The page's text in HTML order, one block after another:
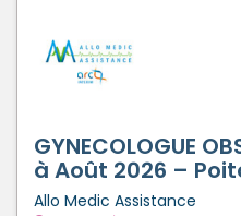
GYNECOLOGUE
à Août 2026 –
Allo Medic Assistance